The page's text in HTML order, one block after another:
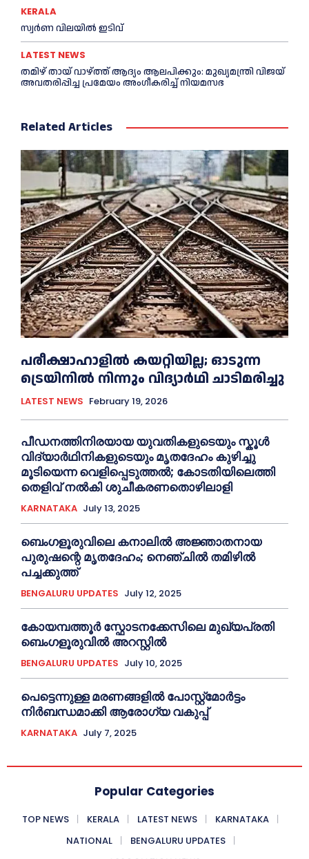
KERALA
സ്വ‍‍ർണ വിലയില്‍ ഇടിവ്
LATEST NEWS
തമിഴ് തായ് വാഴ്ത്ത് ആദ്യം ആലപിക്കും: മുഖ്യമന്ത്രി വിജയ്
അവതരിപ്പിച്ച പ്രമേയം അംഗീകരിച്ച്‌ നിയമസഭ
Related Articles
പരീക്ഷാഹാളിൽ കയറ്റിയില്ല; ഓടുന്ന
ട്രെയിനിൽ നിന്നും വിദ്യാർഥി ചാടിമരിച്ചു
LATEST NEWS February 19, 2026
പീഡനത്തിനിരയായ യുവതികളുടെയും സ്കൂൾ
വിദ്യാർഥിനികളുടെയും മൃതദേഹം കുഴിച്ചു
മൂടിയെന്ന വെളിപ്പെടുത്തൽ; കോടതിയിലെത്തി
തെളിവ് നൽകി ശുചീകരണതൊഴിലാളി
KARNATAKA July 13, 2025
ബെംഗളൂരുവിലെ കനാലിൽ അജ്ഞാതനായ
പുരുഷന്റെ മൃതദേഹം; നെഞ്ചിൽ തമിഴിൽ
പച്ചക്കുത്ത്
BENGALURU UPDATES July 12, 2025
കോയമ്പത്തൂർ സ്ഫോടനക്കേസിലെ മുഖ്യപ്രതി
ബെംഗളൂരുവിൽ അറസ്റ്റിൽ
BENGALURU UPDATES July 10, 2025
പെട്ടെന്നുള്ള മരണങ്ങളിൽ പോസ്റ്റ്മോർട്ടം
നിർബന്ധമാക്കി ആരോഗ്യ വകുപ്പ്
KARNATAKA July 7, 2025
Popular Categories
TOP NEWS KERALA LATEST NEWS
KARNATAKA
NATIONAL
BENGALURU UPDATES